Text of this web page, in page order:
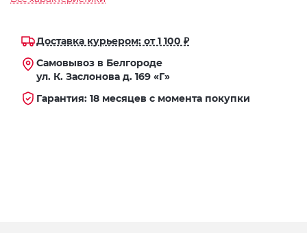
Доставка курьером: от 1 100 ₽
Самовывоз в Белгороде
ул. К. Заслонова д. 169 «Г»
Гарантия: 18 месяцев с момента покупки